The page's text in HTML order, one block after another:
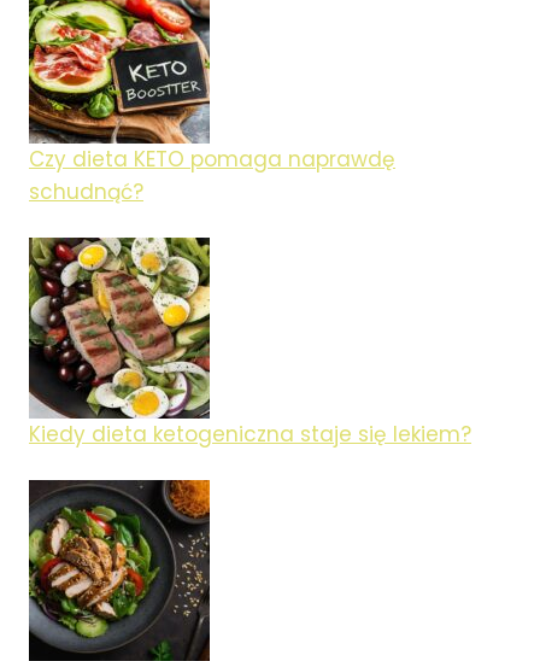
Czy dieta KETO pomaga naprawdę
schudnąć?
Kiedy dieta ketogeniczna staje się lekiem?